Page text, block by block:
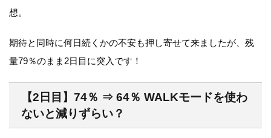
想。
期待と同時に何日続くかの不安も押し寄せて来ましたが、残
量79％のまま2日目に突入です！
【2日目】74％ ⇒ 64％ WALKモードを使わ
ないと減りずらい？